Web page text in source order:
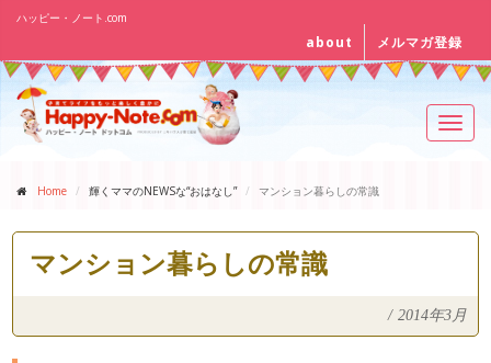
ハッピー・ノート.com
about メルマガ登録
Home 輝くママのNEWSな“おはなし” マンション暮らしの常識
マンション暮らしの常識
/ 2014年3月